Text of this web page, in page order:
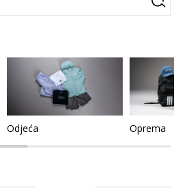
Odjeća Oprema